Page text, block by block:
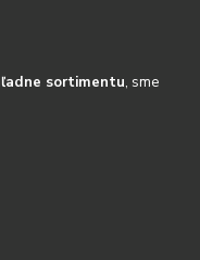
sortimentu, sme